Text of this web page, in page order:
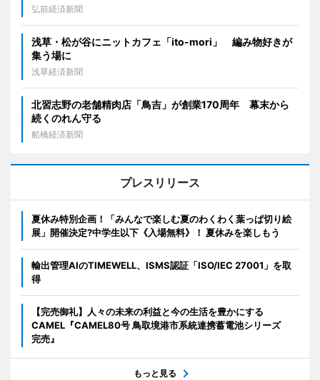
弘前経済新聞
浅草・松が谷にニットカフェ「ito-mori」 編み物好きが
集う場に
浅草経済新聞
北習志野の老舗精肉店「鳥吉」が創業170周年 幕末から
続くのれん守る
船橋経済新聞
プレスリリース
夏休み特別企画！「みんなで楽しむ夏のわくわく葉っぱ切り絵
展」開催決定?中学生以下《入場無料》！ 夏休みを楽しもう
輸出管理AIのTIMEWELL、ISMS認証「ISO/IEC 27001」を取
得
【完売御礼】人々の未来の利益と今の生活を豊かにする
CAMEL『CAMEL80号 鳥取境港市系統連携蓄電池シリーズ
完売』
もっと見る